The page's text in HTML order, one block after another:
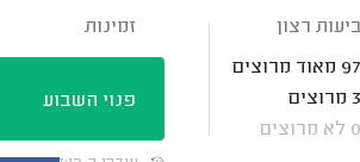
רצון
מאוד מרוצים
מרוצים
לא מרוצים
זמינות
פנוי השבוע